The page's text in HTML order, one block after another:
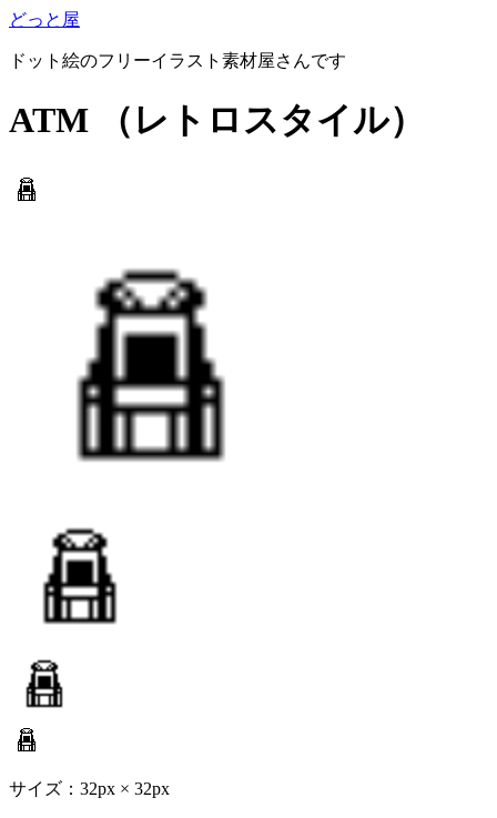
どっと屋
ドット絵のフリーイラスト素材屋さんです
ATM （レトロスタイル）
サイズ：32px × 32px